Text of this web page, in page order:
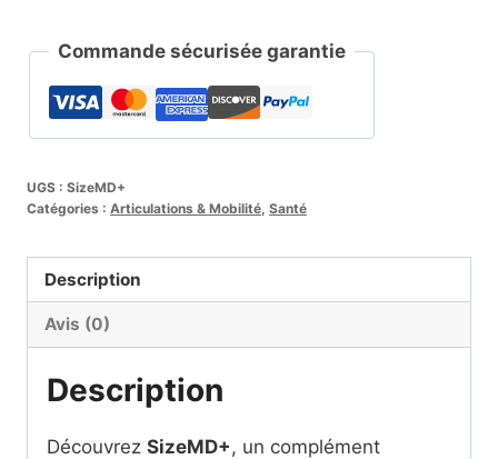
Commande sécurisée garantie
UGS : SizeMD+
Catégories : Articulations & Mobilité, Santé
Description
Avis (0)
Description
Découvrez SizeMD+ , un complément